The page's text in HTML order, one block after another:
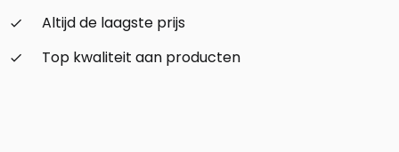
check_small
Altijd de laagste prijs
check_small
Top kwaliteit aan producten